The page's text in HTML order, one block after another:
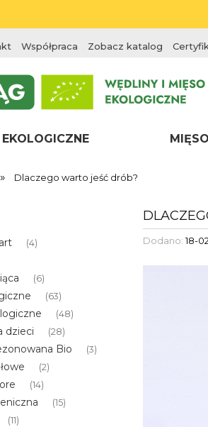
» Dlaczego warto jeść drób?
Współpraca Zobacz katalog
(4)
(6)
(63)
(48)
dzieci (28)
Bio (3)
(2)
(14)
(15)
(11)
Dodano:18-